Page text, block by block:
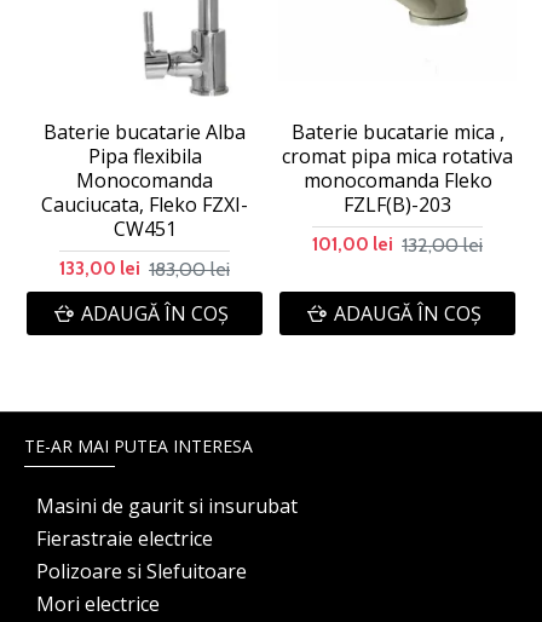
Baterie bucatarie Alba
Pipa flexibila
Monocomanda
Cauciucata, Fleko FZXI-
CW451
133,00 lei 183,00 lei
ADAUGĂ ÎN COŞ
Baterie bucatarie mica ,
cromat pipa mica rotativa
monocomanda Fleko
FZLF(B)-203
101,00 lei 132,00 lei
ADAUGĂ ÎN COŞ
TE-AR MAI PUTEA INTERESA
Masini de gaurit si insurubat
Fierastraie electrice
Polizoare si Slefuitoare
Mori electrice